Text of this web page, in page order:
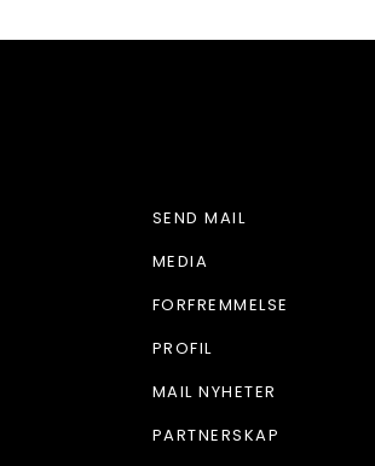
SEND MAIL
MEDIA
FORFREMMELSE
PROFIL
MAIL NYHETER
PARTNERSKAP